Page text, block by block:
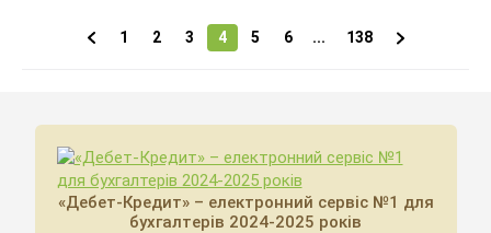
1 2 3 4 5 6 ... 138
«Дебет-Кредит» – електронний сервіс №1 для
бухгалтерів 2024-2025 років